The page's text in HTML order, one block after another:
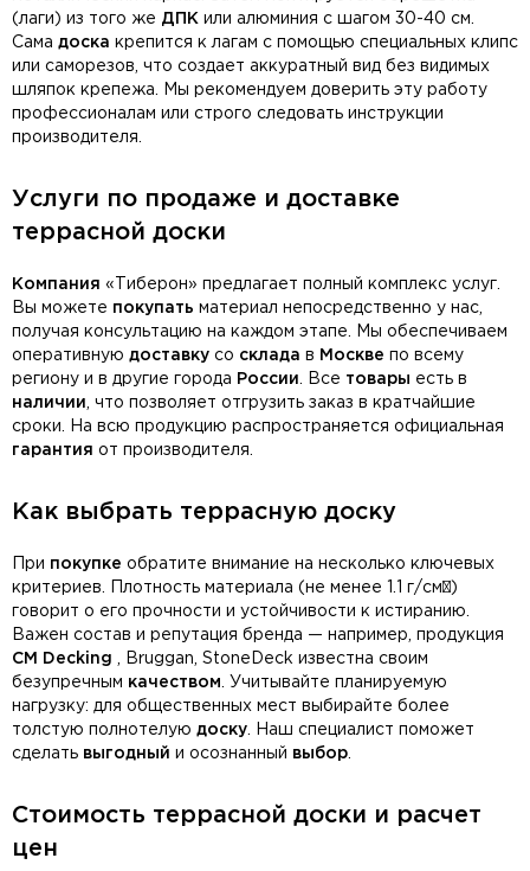
(лаги) из того же ДПК или алюминия с шагом 30-40 см.
Сама доска крепится к лагам с помощью специальных клипс
или саморезов, что создает аккуратный вид без видимых
шляпок крепежа. Мы рекомендуем доверить эту работу
профессионалам или строго следовать инструкции
производителя.
Услуги по продаже и доставке
террасной доски
Компания «Тиберон» предлагает полный комплекс услуг.
Вы можете покупать материал непосредственно у нас,
получая консультацию на каждом этапе. Мы обеспечиваем
оперативную доставку со склада в Москве по всему
региону и в другие города России . Все товары есть в
наличии , что позволяет отгрузить заказ в кратчайшие
сроки. На всю продукцию распространяется официальная
гарантия от производителя.
Как выбрать террасную доску
При покупке обратите внимание на несколько ключевых
критериев. Плотность материала (не менее 1.1 г/см³)
говорит о его прочности и устойчивости к истиранию.
Важен состав и репутация бренда — например, продукция
CM Decking , Bruggan, StoneDeck известна своим
безупречным качеством . Учитывайте планируемую
нагрузку: для общественных мест выбирайте более
толстую полнотелую доску . Наш специалист поможет
сделать выгодный и осознанный выбор
Стоимость террасной доски и расчет
цен